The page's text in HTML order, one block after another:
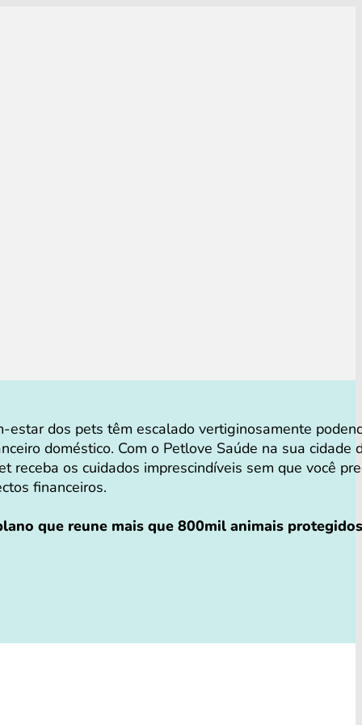
estar dos pets têm escalado vertiginosamente
doméstico. Com o Petlove Saúde na sua cidade
receba os cuidados imprescindíveis sem que você
financeiros.
que reune mais que 800mil animais